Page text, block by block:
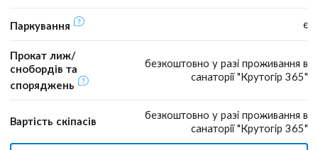
Паркування є
Прокат лиж/
снобордів та
споряджень
безкоштовно у разі проживання в
санаторії "Крутогір 365"
Вартість скіпасів
безкоштовно у разі проживання в
санаторії "Крутогір 365"